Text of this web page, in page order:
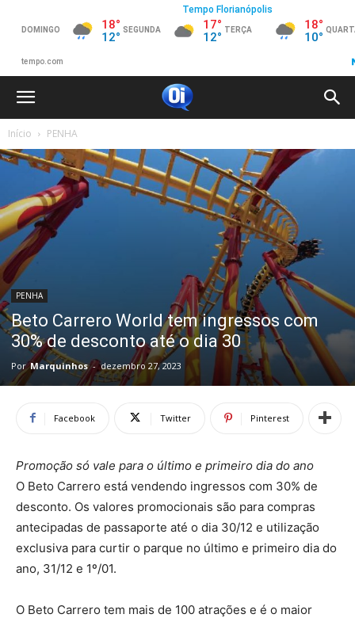
Início PENHA
PENHA
Beto Carrero World tem ingressos com
30% de desconto até o dia 30
Por Marquinhos - dezembro 27, 2023
Facebook Twitter Pinterest
Promoção só vale para o último e primeiro dia do ano
O Beto Carrero está vendendo ingressos com 30% de
desconto. Os valores promocionais são para compras
antecipadas de passaporte até o dia 30/12 e utilização
exclusiva para curtir o parque no último e primeiro dia do
ano, 31/12 e 1º/01.
O Beto Carrero tem mais de 100 atrações e é o maior